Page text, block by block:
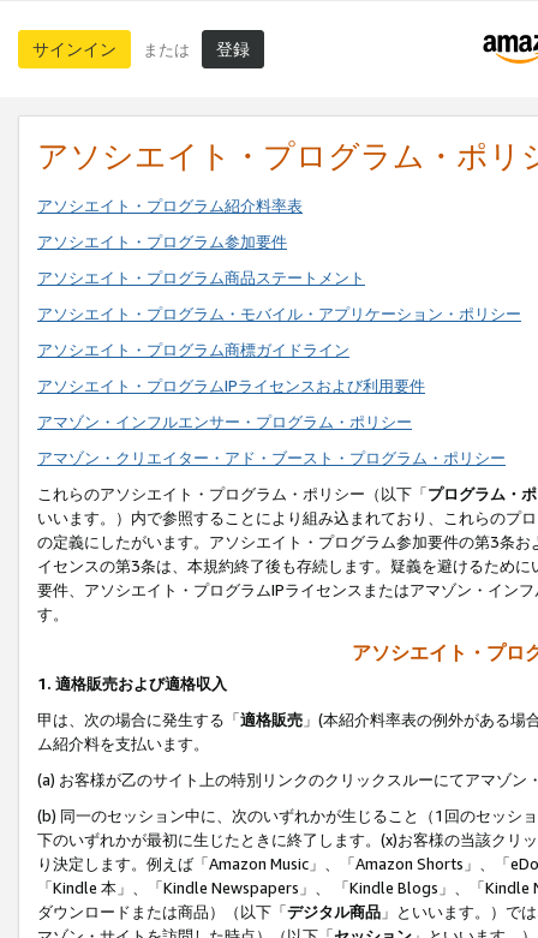
サインイン または 登録
アソシエイト・プログラム・ポリ
アソシエイト・プログラム紹介料率表
アソシエイト・プログラム参加要件
アソシエイト・プログラム商品ステートメント
アソシエイト・プログラム・モバイル・アプリケーション・ポリシー
アソシエイト・プログラム商標ガイドライン
アソシエイト・プログラムIPライセンスおよび利用要件
アマゾン・インフルエンサー・プログラム・ポリシー
アマゾン・クリエイター・アド・ブースト・プログラム・ポリシー
これらのアソシエイト・プログラム・ポリシー（以下「プログラム・
いいます。）内で参照することにより組み込まれており、これらのプ
の定義にしたがいます。アソシエイト・プログラム参加要件の第3条
イセンスの第3条は、本規約終了後も存続します。疑義を避けるため
要件、アソシエイト・プログラムIPライセンスまたはアマゾン・イン
す。
アソシエイト・プロ
1. 適格販売および適格収入
甲は、次の場合に発生する「適格販売 」(本紹介料率表の例外がある
ム紹介料を支払います。
(a) お客様が乙のサイト上の特別リンクのクリックスルーにてアマゾン
(b) 同一のセッション中に、次のいずれかが生じること（1回のセッシ
下のいずれかが最初に生じたときに終了します。(x)お客様の当該ク
り決定します。例えば「Amazon Music」、「Amazon Shorts」、「
「Kindle 本」、「Kindle Newspapers」、 「Kindle Blogs」、「
ダウンロードまたは商品）（以下「デジタル商品 」といいます。）で